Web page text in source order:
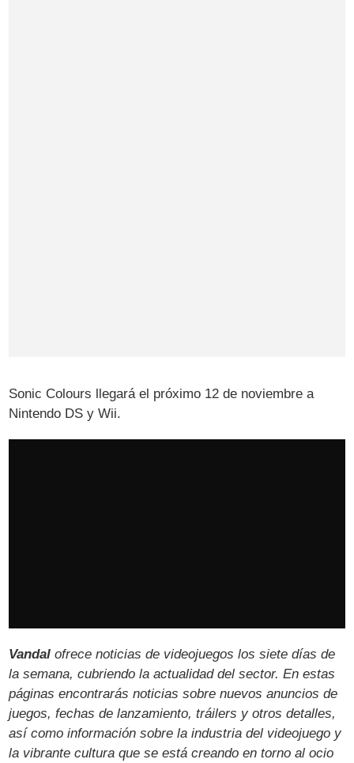
Sonic Colours llegará el próximo 12 de noviembre a
Nintendo DS y Wii.
Vandal ofrece noticias de videojuegos los siete días de
la semana, cubriendo la actualidad del sector. En estas
páginas encontrarás noticias sobre nuevos anuncios de
juegos, fechas de lanzamiento, tráilers y otros detalles,
así como información sobre la industria del videojuego y
la vibrante cultura que se está creando en torno al ocio